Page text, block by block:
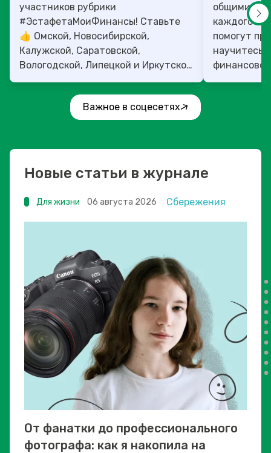
участников рубрики
#ЭстафетаМоиФинансы! Ставьте
👍 Омской, Новосибирской,
Калужской, Саратовской,
Вологодской, Липецкой и Иркутской
областям!
общими
каждого»!
помогут
научитесь:
Важное в соцесетях
Новые статьи в журнале
Для жизни 06 августа 2026 Сбережения
От фанатки до профессионального
фотографа: как я накопила на